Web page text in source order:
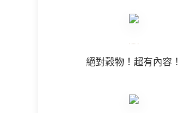
絕對穀物！超有內容！